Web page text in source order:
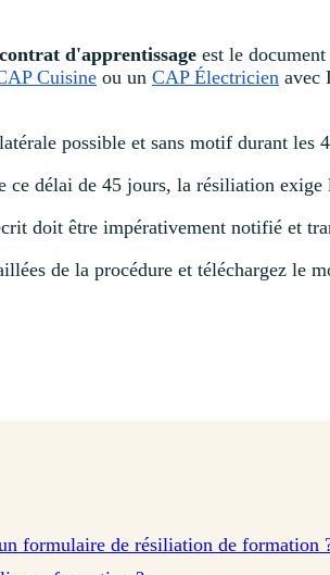
d'apprentissage est le
Cuisine ou un CAP Électricien avec
possible et sans motif durant les
ce délai de 45 jours, la résiliation
doit être impérativement notifié et
de la procédure et téléchargez le
formulaire de résiliation de formation